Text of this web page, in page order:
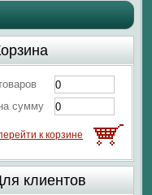
сумму
к корзине
клиентов